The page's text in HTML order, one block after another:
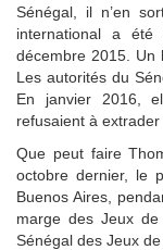
Sénégal, il n’en
international a
décembre 2015. Un
Les autorités du
En janvier 2016,
refusaient à extrader
Que peut faire
octobre dernier, le
Buenos Aires,
marge des Jeux
Sénégal des Jeux